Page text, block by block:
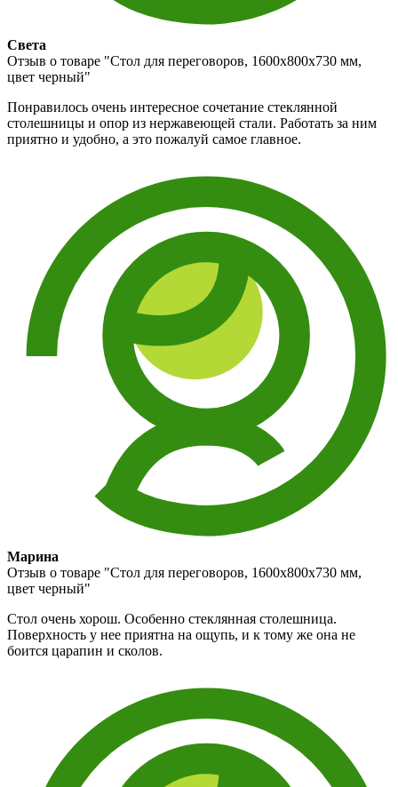
Света
Отзыв о товаре "Стол для переговоров, 1600x800х730 мм,
цвет черный"
Понравилось очень интересное сочетание стеклянной
столешницы и опор из нержавеющей стали. Работать за ним
приятно и удобно, а это пожалуй самое главное.
Марина
Отзыв о товаре "Стол для переговоров, 1600x800х730 мм,
цвет черный"
Стол очень хорош. Особенно стеклянная столешница.
Поверхность у нее приятна на ощупь, и к тому же она не
боится царапин и сколов.